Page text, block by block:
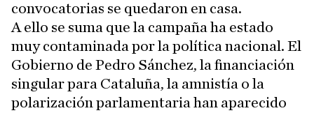
convocatorias se quedaron en casa.
A ello se suma que la campaña ha estado
muy contaminada por la política nacional. El
Gobierno de Pedro Sánchez, la financiación
singular para Cataluña, la amnistía o la
polarización parlamentaria han aparecido